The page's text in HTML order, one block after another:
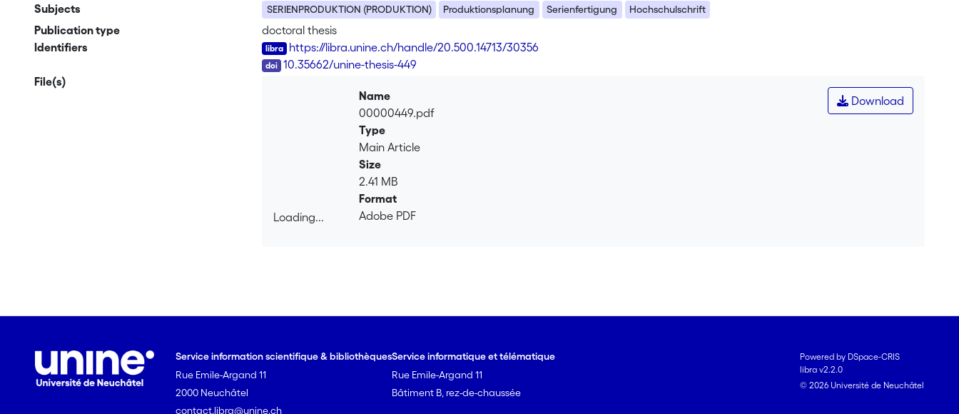
Subjects
SERIENPRODUKTION (PRODUKTION) Produktionsplanung Serienfertigung Hochschulschrift
Publication type
doctoral thesis
Identifiers
https://libra.unine.ch/handle/20.500.14713/30356
10.35662/unine-thesis-449
File(s)
Loading...
Download
Name
00000449.pdf
Type
Main Article
Size
2.41 MB
Format
Adobe PDF
Service information scientifique & bibliothèques
Rue Emile-Argand 11
2000 Neuchâtel
contact.libra@unine.ch
Service informatique et télématique
Rue Emile-Argand 11
Bâtiment B, rez-de-chaussée
Powered by DSpace-CRIS
libra v2.2.0
© 2026 Université de Neuchâtel